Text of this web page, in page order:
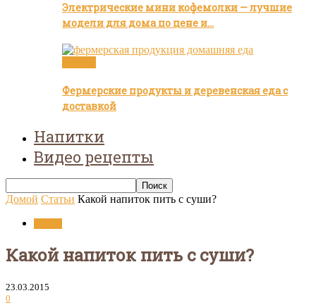
Электрические мини кофемолки — лучшие
модели для дома по цене и…
Фермерские продукты и деревенская еда с
доставкой
Напитки
Видео рецепты
Домой Статьи Какой напиток пить с суши?
Какой напиток пить с суши?
23.03.2015
0